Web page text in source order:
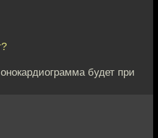
будет при